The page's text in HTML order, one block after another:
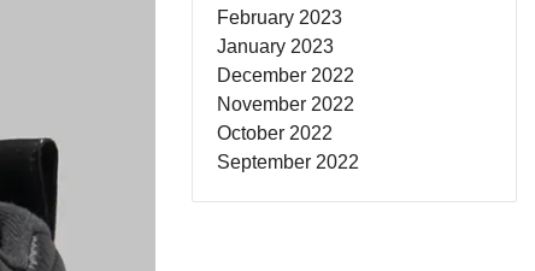
February 2023
January 2023
December 2022
November 2022
October 2022
September 2022